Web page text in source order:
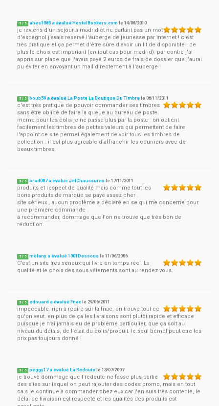
5 / 5 ahes1985 a évalué HostelBookers.com le14/08/2010
je reviens d'un séjour à madrid et ne parlant pas un mot
d'espagnol j'avais reservé l'auberge de jeunesse par internet ! c'est
très pratique et ça permet d'être sûre d'avoir un lit de disponible ! de
plus le choix est important (en tout cas pour madrid). par contre j'ai
appris sur place que j'avais payé 2 euros de frais de dossier que j'aurai
pu éviter en envoyant un mail directement à l'auberge !
5 / 5 boub59 a évalué La Poste La Boutique Du Timbre le06/11/2011
c'est trés pratique de pouvoir commander ses timbres
sans être obligé de faire la queue au bureau de poste.
même pour les colis je ne passe plus par la poste : on obtient
facilement les timbres de petites valeurs qui permettent de faire
l'appoint.ce site permet également de voir tous les timbres de
collection : il est plus agréable d'affranchir les courriers avec de
beaux timbres.
5 / 5 brad007 a évalué JefChaussures le17/11/2011
produits et respect de qualité mais comme tout les
bons produits de marque se paye assez cher .
site sérieux , aucun problème a déclaré en se qui me concerne pour
une première commande .
à recommander, dommage que l'on ne trouve que très bon de
réduction.
5 / 5 melany a évalué 1001Dessous le11/06/2006
C'est un site très sérieux qui livre en temps réel. La
qualité et le choix des sous vêtements sont au rendez vous.
5 / 5 edouard a évalué Fnac le 29/06/2011
impeccable. rien à redire sur la fnac, on trouve tout ce
qu'on veut. en plus de ça les livraisons sont plutôt rapide et efficace
puisque je n'ai jamais eu de problème particulier, que ça soit au
niveau du délais, de l'était du colis/produit. le seul bémol peut être les
prix pas toujours donné !
5 / 5 peggy17 a évalué La Redoute le13/07/2007
je trouve dommage que l redoute ne fasse plus partie
des sites sur lequel on peut rajouter des codes promo, mais en tout
ca s je continue à commander chez eux car j'en suis très contente, le
délai de livraison est respecté et les qualités des produits est